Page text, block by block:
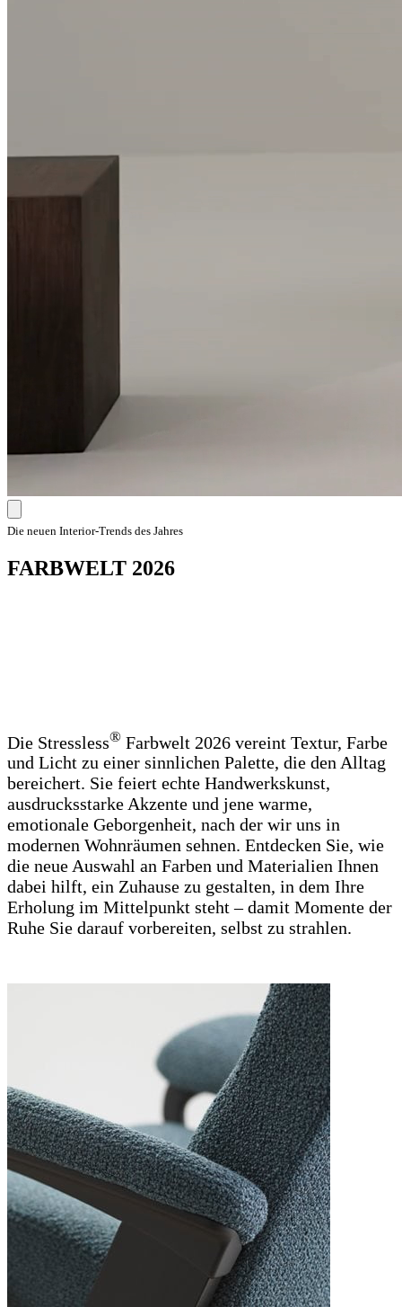
Die neuen Interior-Trends des Jahres
FARBWELT 2026
Die Stressless® Farbwelt 2026 vereint Textur, Farbe
und Licht zu einer sinnlichen Palette, die den Alltag
bereichert. Sie feiert echte Handwerkskunst,
ausdrucksstarke Akzente und jene warme,
emotionale Geborgenheit, nach der wir uns in
modernen Wohnräumen sehnen. Entdecken Sie, wie
die neue Auswahl an Farben und Materialien Ihnen
dabei hilft, ein Zuhause zu gestalten, in dem Ihre
Erholung im Mittelpunkt steht – damit Momente der
Ruhe Sie darauf vorbereiten, selbst zu strahlen.